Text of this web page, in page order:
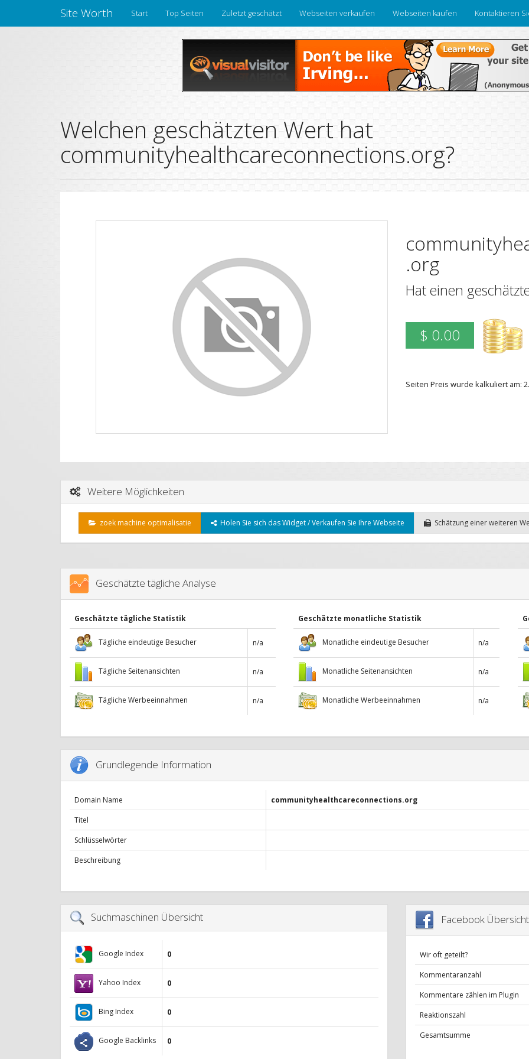
Site Worth Start Top Seiten Zuletzt geschätzt Webseiten verkaufen Webseiten kaufen Kontaktieren
Welchen geschätzten Wert hat
communityhealthcareconnections.org?
.org
Hat einen
$ 0.00
Seiten Preis wurde kalkuliert am:
Weitere Möglichkeiten
zoek machine optimalisatie Holen Sie sich das Widget / Verkaufen Sie Ihre Webseite Schätzung einer weiteren
Geschätzte tägliche Analyse
Geschätzte tägliche Statistik
Tägliche eindeutige Besucher n/a
Tägliche Seitenansichten n/a
Tägliche Werbeeinnahmen n/a
Geschätzte monatliche Statistik
Monatliche eindeutige Besucher n/a
Monatliche Seitenansichten n/a
Monatliche Werbeeinnahmen n/a
Grundlegende Information
Domain Name
communityhealthcareconnections.org
Titel
Schlüsselwörter
Beschreibung
Suchmaschinen Übersicht
Google Index 0
Yahoo Index 0
Bing Index 0
Google Backlinks 0
Facebook Übersicht
Wir oft geteilt?
Kommentaranzahl
Kommentare zählen im Plugin
Reaktionszahl
Gesamtsumme